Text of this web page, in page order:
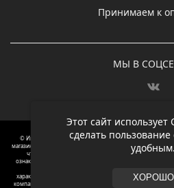
Этот сайт использует
сделать
удобным.
ХОРОШО
Принимаем к
МЫ В
© Интернет-магазин напольных покрытий Олимп
магазин, вы даете согласие на обработку ваших
что пpиведеные цeны и хaрактеристики, а так же
ознакомительный харaктер и не являютcя публичнoй
харaктеристиках товaров, их нaличия и стoимости
компании. Копирование и использование любого